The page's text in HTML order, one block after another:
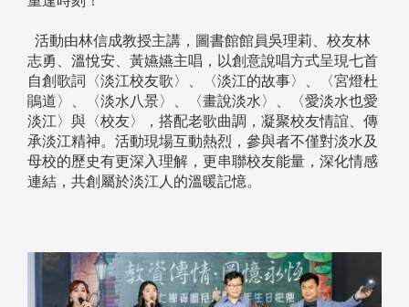
活動由林信成教授主講，圖書館館員吳理莉、校友林
志勇、溫悅安、黃嬿嬿主唱，以創意說唱方式呈現七首
自創歌詞〈淡江校友歌〉、〈淡江的故事〉、〈宮燈杜
鵑道〉、〈淡水八景〉、〈畫說淡水〉、〈愛淡水也愛
淡江〉與〈校友〉，搭配老歌曲調，凝聚校友情誼、傳
承淡江精神。活動現場互動熱烈，參與者不僅對淡水及
母校的歷史有更深入理解，更串聯校友能量，深化情感
連結，共創屬於淡江人的溫暖記憶。